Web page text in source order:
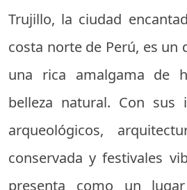
Trujillo, la ciudad
costa norte de Perú, es un
una rica amalgama de
belleza natural. Con sus
arqueológicos,
conservada y festivales
presenta como un